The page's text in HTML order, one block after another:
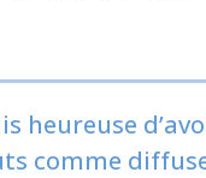
heureuse
comme